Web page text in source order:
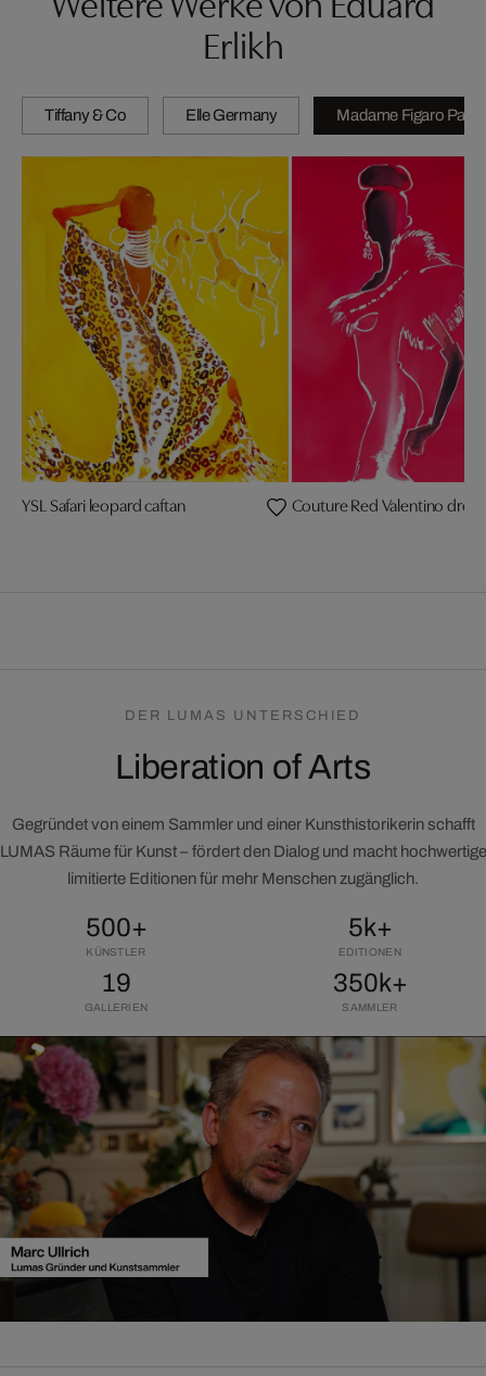
Erlikh
Tiffany & Co Elle Germany Madame Figaro Paris
YSL Safari leopard caftan Couture Red Valentino
DER LUMAS UNTERSCHIED
Liberation of Arts
Gegründet von einem Sammler und einer Kunsthistorikerin schafft
LUMAS Räume für Kunst – fördert den Dialog und macht hochwertige
limitierte Editionen für mehr Menschen zugänglich.
500+
KÜNSTLER
5k+
EDITIONEN
19
GALLERIEN
350k+
SAMMLER